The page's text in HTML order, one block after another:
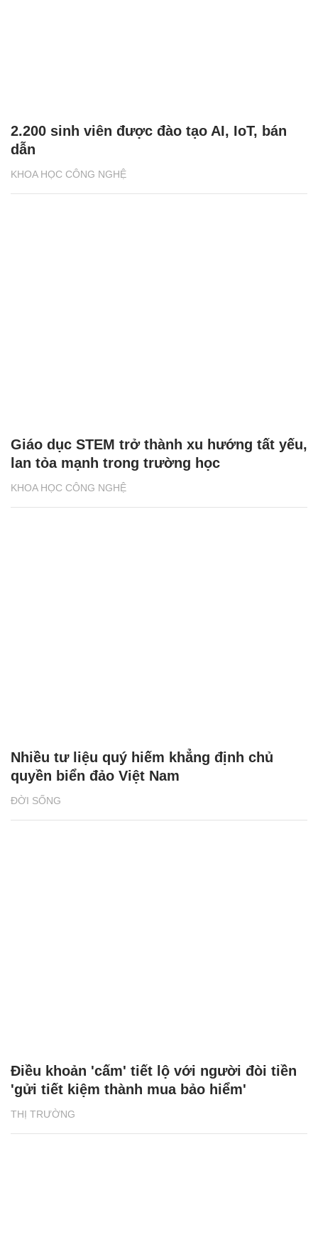
KHOA HỌC CÔNG NGHỆ
2.200 sinh viên được đào tạo AI, IoT, bán
dẫn
KHOA HỌC CÔNG NGHỆ
Giáo dục STEM trở thành xu hướng tất yếu,
lan tỏa mạnh trong trường học
ĐỜI SỐNG
Nhiều tư liệu quý hiếm khẳng định chủ
quyền biển đảo Việt Nam
THỊ TRƯỜNG
Điều khoản 'cấm' tiết lộ với người đòi tiền
'gửi tiết kiệm thành mua bảo hiểm'